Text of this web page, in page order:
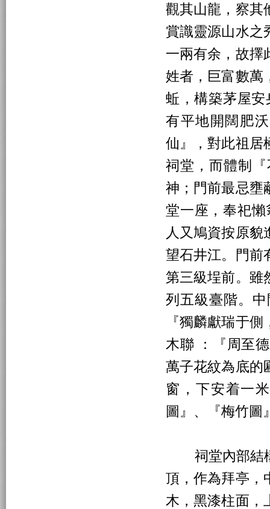
觀其山龍，察其
賞識靈源山水之
一兩有余，故擇
姓者，巨富數萬
蚯，構築茅屋
有平地開闊肥
仙』，對此祖居
祠堂，而體制
神；門前最忌壅
堂一座，奉祀
人又鳩資按原
望石井江。門前
第三級埕前。雖
列五級臺階。
『獨麟獻瑞于
木聯 ：『周至
萬子花紋為底的
窗，下安着一
圖』、『梅竹圖
祠堂內部結構
頂，作為拜亭，
木，黑漆柱面，